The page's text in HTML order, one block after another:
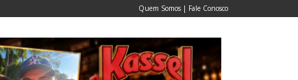
Quem Somos | Fale Conosco